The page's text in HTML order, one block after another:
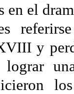
en el
y